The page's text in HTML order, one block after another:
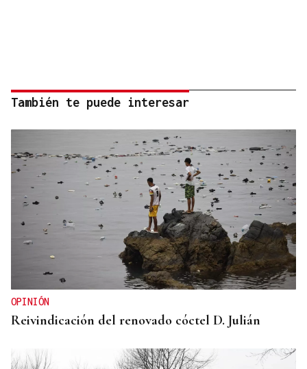
También te puede interesar
OPINIÓN
Reivindicación del renovado cóctel D. Julián